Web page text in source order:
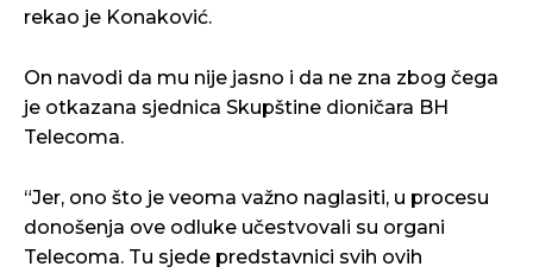
rekao je Konaković.
On navodi da mu nije jasno i da ne zna zbog čega
je otkazana sjednica Skupštine dioničara BH
Telecoma.
“Jer, ono što je veoma važno naglasiti, u procesu
donošenja ove odluke učestvovali su organi
Telecoma. Tu sjede predstavnici svih ovih